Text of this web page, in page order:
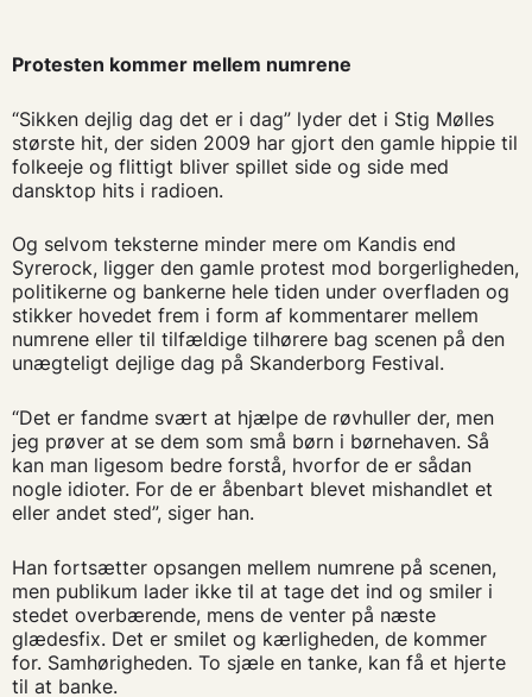
Protesten kommer mellem numrene
“Sikken dejlig dag det er i dag” lyder det i Stig Mølles
største hit, der siden 2009 har gjort den gamle hippie til
folkeeje og flittigt bliver spillet side og side med
dansktop hits i radioen.
Og selvom teksterne minder mere om Kandis end
Syrerock, ligger den gamle protest mod borgerligheden,
politikerne og bankerne hele tiden under overfladen og
stikker hovedet frem i form af kommentarer mellem
numrene eller til tilfældige tilhørere bag scenen på den
unægteligt dejlige dag på Skanderborg Festival.
“Det er fandme svært at hjælpe de røvhuller der, men
jeg prøver at se dem som små børn i børnehaven. Så
kan man ligesom bedre forstå, hvorfor de er sådan
nogle idioter. For de er åbenbart blevet mishandlet et
eller andet sted”, siger han.
Han fortsætter opsangen mellem numrene på scenen,
men publikum lader ikke til at tage det ind og smiler i
stedet overbærende, mens de venter på næste
glædesfix. Det er smilet og kærligheden, de kommer
for. Samhørigheden. To sjæle en tanke, kan få et hjerte
til at banke.